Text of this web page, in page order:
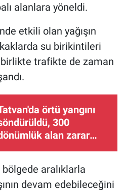
alanlara yöneldi.
etkili olan yağışın
su birikintileri
birlikte trafikte de zaman
örtü yangını
300
alan zarar
aralıklarla
devam edebileceğini